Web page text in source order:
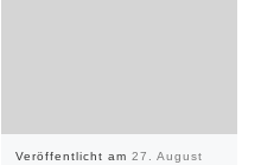
Veröffentlicht am 27. August